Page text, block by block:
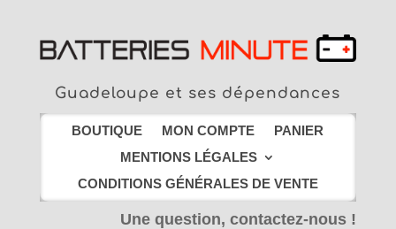
Guadeloupe et ses dépendances
BOUTIQUE MON COMPTE
PANIER
MENTIONS LÉGALES
CONDITIONS GÉNÉRALES DE VENTE
Une question, contactez-nous !